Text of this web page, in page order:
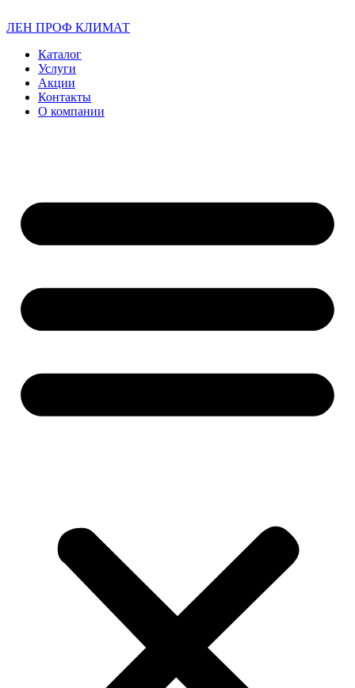
ЛЕН ПРОФ КЛИМАТ
Каталог
Услуги
Акции
Контакты
О компании